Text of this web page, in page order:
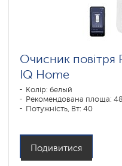
Очисник повітря
IQ Home
Колір: белый
Рекомендована площа: 48
Потужність, Вт: 40
Подивитися